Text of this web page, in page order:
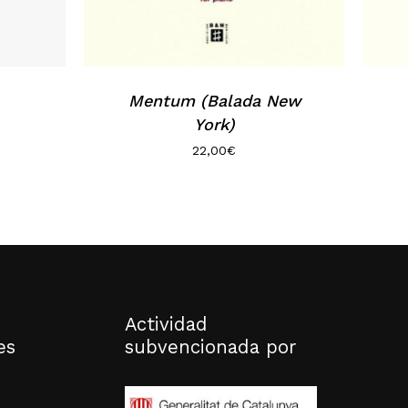
Mentum (Balada New
York)
22,00€
Actividad
subvencionada por